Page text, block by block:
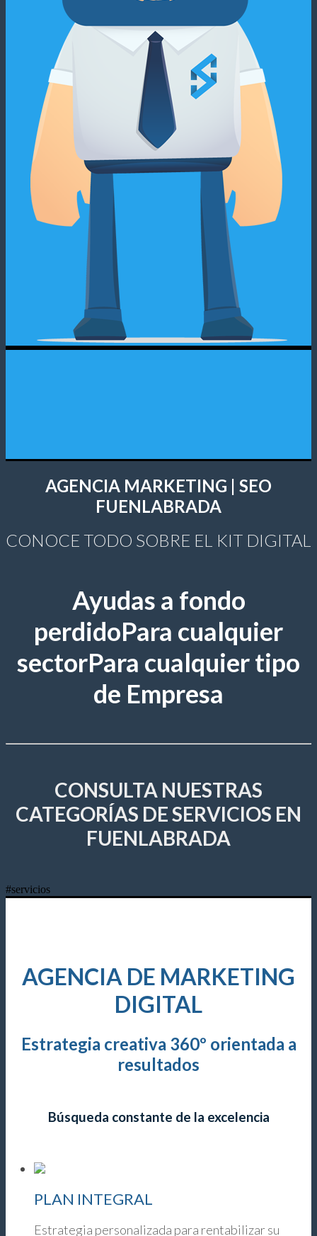
AGENCIA MARKETING | SEO
FUENLABRADA
CONOCE TODO SOBRE EL KIT DIGITAL
Ayudas a fondo
perdidoPara cualquier
sectorPara cualquier tipo
de Empresa
CONSULTA NUESTRAS
CATEGORÍAS DE SERVICIOS EN
FUENLABRADA
#servicios
AGENCIA DE MARKETING
DIGITAL
Estrategia creativa 360º orientada a
resultados
Búsqueda constante de la excelencia
PLAN INTEGRAL
Estrategia personalizada para rentabilizar su